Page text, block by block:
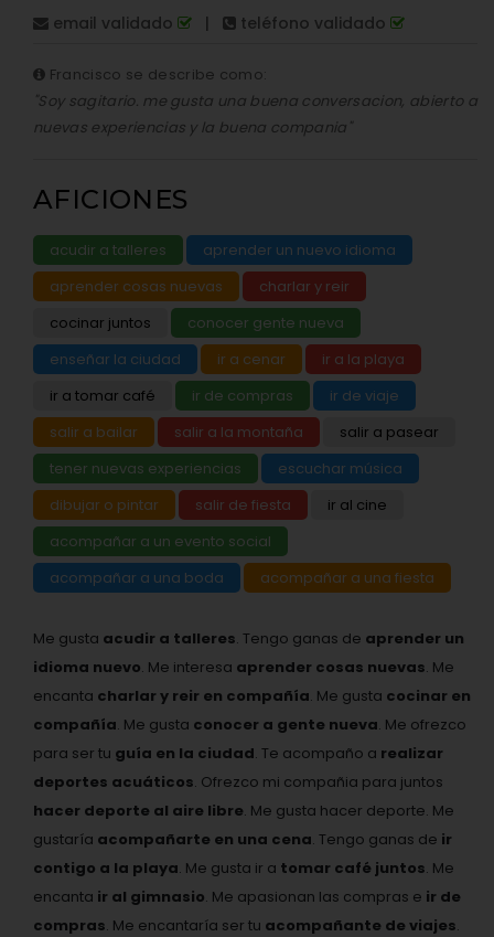
email validado | teléfono validado
Francisco se describe como:
"Soy sagitario. me gusta una buena conversacion, abierto a
nuevas experiencias y la buena compania"
AFICIONES
acudir a talleres
aprender un nuevo idioma
aprender cosas nuevas
charlar y reir
cocinar juntos
conocer gente nueva
enseñar la ciudad
ir a cenar
ir a la playa
ir a tomar café
ir de compras
ir de viaje
salir a bailar
salir a la montaña
salir a pasear
tener nuevas experiencias
escuchar música
dibujar o pintar
salir de fiesta
ir al cine
acompañar a un evento social
acompañar a una boda
acompañar a una fiesta
Me gusta acudir a talleres. Tengo ganas de aprender un
idioma nuevo. Me interesa aprender cosas nuevas. Me
encanta charlar y reir en compañía. Me gusta cocinar en
compañía. Me gusta conocer a gente nueva. Me ofrezco
para ser tu guía en la ciudad. Te acompaño a realizar
deportes acuáticos. Ofrezco mi compañia para juntos
hacer deporte al aire libre. Me gusta hacer deporte. Me
gustaría acompañarte en una cena. Tengo ganas de ir
contigo a la playa. Me gusta ir a tomar café juntos. Me
encanta ir al gimnasio. Me apasionan las compras e ir de
compras. Me encantaría ser tu acompañante de viajes.